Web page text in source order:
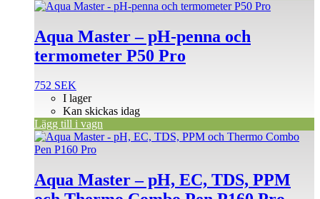
Aqua Master – pH-penna och
termometer P50 Pro
752 SEK
I lager
Kan skickas idag
Lägg till i vagn
Aqua Master – pH, EC, TDS, PPM